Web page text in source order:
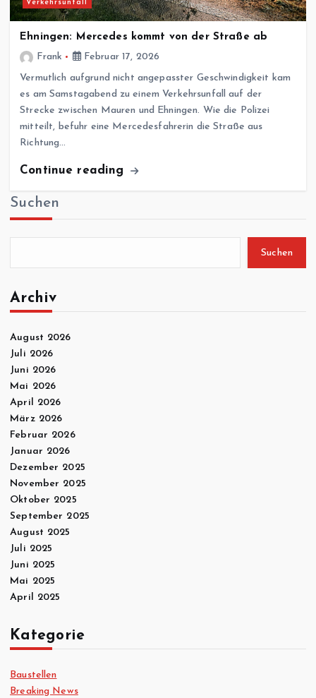
Verkehrsunfall
Ehningen: Mercedes kommt von der Straße ab
Frank
Februar 17, 2026
Vermutlich aufgrund nicht angepasster Geschwindigkeit kam
es am Samstagabend zu einem Verkehrsunfall auf der
Strecke zwischen Mauren und Ehningen. Wie die Polizei
mitteilt, befuhr eine Mercedesfahrerin die Straße aus
Richtung…
Continue reading
Suchen
Suchen
Archiv
August 2026
Juli 2026
Juni 2026
Mai 2026
April 2026
März 2026
Februar 2026
Januar 2026
Dezember 2025
November 2025
Oktober 2025
September 2025
August 2025
Juli 2025
Juni 2025
Mai 2025
April 2025
Kategorie
Baustellen
Breaking News